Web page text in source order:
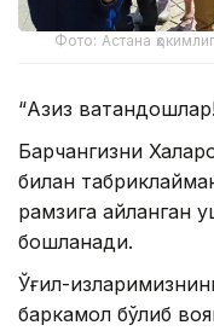
Фото: Астана
“Азиз
Барчангизни
билан
рамзига айланган
бошланади.
Ўғил-
баркамол бўлиб